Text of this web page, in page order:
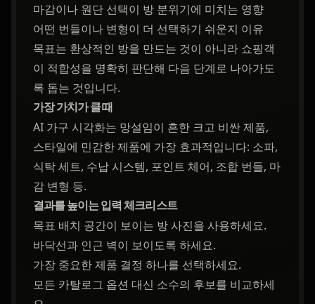
마감이나 원단 선택이 방 분위기에 미치는 영향
어떤 번들이나 변형이 더 선택하기 쉬운지 이유
목표는 환상적인 방을 만드는 것이 아니라 쇼핑객
이 적합성을 명확히 판단해 다음 단계로 나아가도
록 돕는 것입니다.
가장 가치가 클 때
AI 가구 시각화는 망설임이 흔한 크고 비싼 제품,
스타일에 민감한 제품에 가장 효과적입니다: 소파,
식탁 세트, 수납 시스템, 포인트 체어, 조합 번들, 마
감 변형 등.
결과를 높이는 입력 체크리스트
목표 배치 공간이 보이는 방 사진을 사용하세요.
바닥선과 인근 벽이 보이도록 하세요.
가장 중요한 제품 결정 하나를 선택하세요.
모든 카탈로그 옵션 대신 소수의 후보를 비교하세